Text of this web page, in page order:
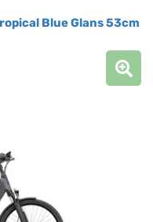
Blue Glans 53cm